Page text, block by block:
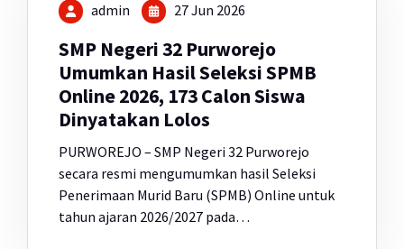
admin 27 Jun 2026
SMP Negeri 32 Purworejo
Umumkan Hasil Seleksi SPMB
Online 2026, 173 Calon Siswa
Dinyatakan Lolos
PURWOREJO – SMP Negeri 32 Purworejo
secara resmi mengumumkan hasil Seleksi
Penerimaan Murid Baru (SPMB) Online untuk
tahun ajaran 2026/2027 pada…